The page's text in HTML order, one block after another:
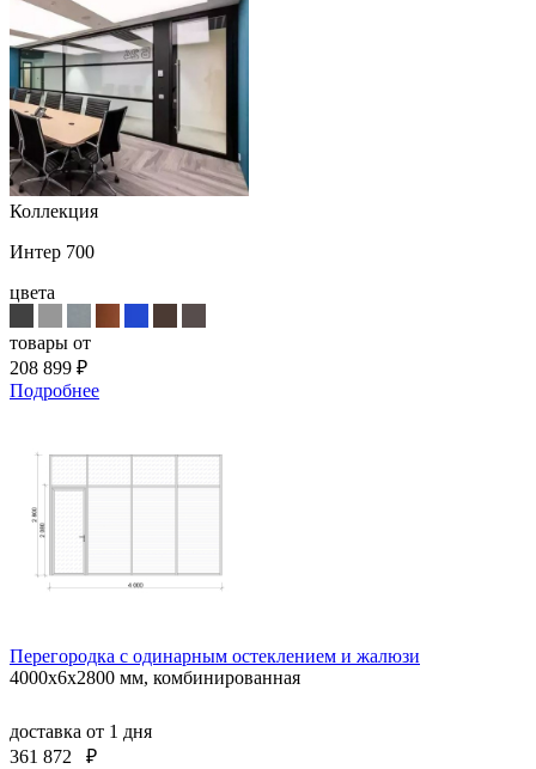
Коллекция
Интер 700
цвета
товары от
208 899 ₽
Подробнее
Перегородка с одинарным остеклением и жалюзи
4000х6х2800 мм, комбинированная
доставка от 1 дня
361 872
₽